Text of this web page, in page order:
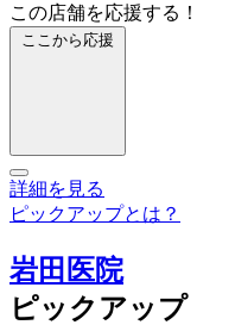
この店舗を応援する！
ここから応援
詳細を見る
ピックアップとは？
岩田医院
ピックアップ